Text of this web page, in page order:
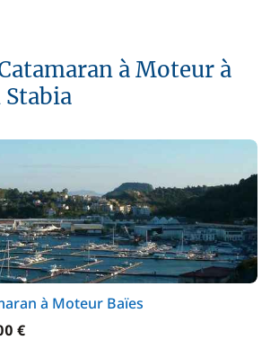
à Moteur à
à Moteur Baïes
€